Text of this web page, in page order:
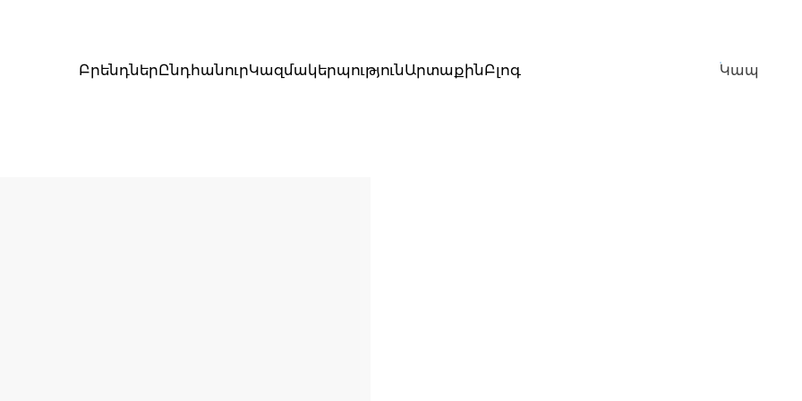
ԲրենդներԸնդհանուրԿազմակերպությունԱրտաքինԲլոգ Կապ